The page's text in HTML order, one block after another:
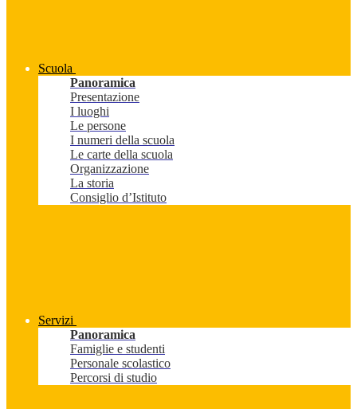
Scuola
Panoramica
Presentazione
I luoghi
Le persone
I numeri della scuola
Le carte della scuola
Organizzazione
La storia
Consiglio d’Istituto
Servizi
Panoramica
Famiglie e studenti
Personale scolastico
Percorsi di studio